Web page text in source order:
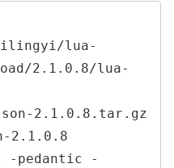
lua-
2.1.0.8/lua-
2.1.0.8.tar.gz
2.1.0.8
-pedantic -